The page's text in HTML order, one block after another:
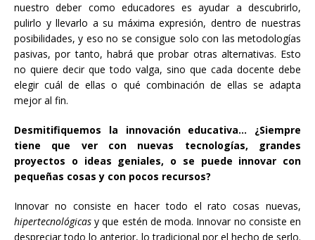
nuestro deber como educadores es ayudar a descubrirlo,
pulirlo y llevarlo a su máxima expresión, dentro de nuestras
posibilidades, y eso no se consigue solo con las metodologías
pasivas, por tanto, habrá que probar otras alternativas. Esto
no quiere decir que todo valga, sino que cada docente debe
elegir cuál de ellas o qué combinación de ellas se adapta
mejor al fin.
Desmitifiquemos la innovación educativa… ¿Siempre
tiene que ver con nuevas tecnologías, grandes
proyectos o ideas geniales, o se puede innovar con
pequeñas cosas y con pocos recursos?
Innovar no consiste en hacer todo el rato cosas nuevas,
hipertecnológicas y que estén de moda. Innovar no consiste en
despreciar todo lo anterior, lo tradicional por el hecho de serlo.